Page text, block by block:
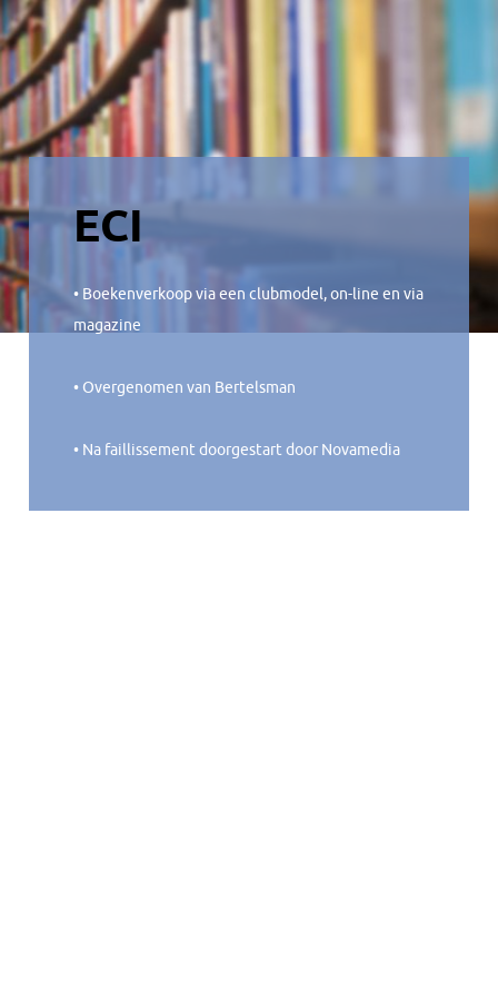
ECI
• Boekenverkoop via een clubmodel, on-line en via
magazine
• Overgenomen van Bertelsman
• Na faillissement doorgestart door Novamedia